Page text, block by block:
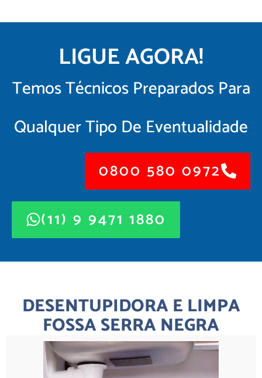
LIGUE AGORA!
Temos Técnicos Preparados Para
Qualquer Tipo De Eventualidade
0800 580 0972
(11) 9 9471 1880
DESENTUPIDORA E LIMPA
FOSSA SERRA NEGRA